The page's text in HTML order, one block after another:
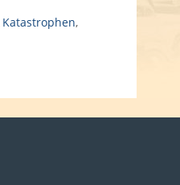
Katastrophen,